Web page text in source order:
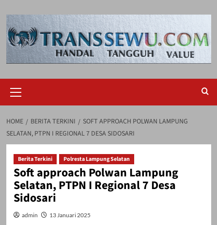
to
content
Menu
HOME BERITA TERKINI
SOFT APPROACH POLWAN LAMPUNG
SELATAN, PTPN I REGIONAL 7 DESA SIDOSARI
Berita Terkini Polresta Lampung Selatan
Soft approach Polwan Lampung
Selatan, PTPN I Regional 7 Desa
Sidosari
admin 13 Januari 2025